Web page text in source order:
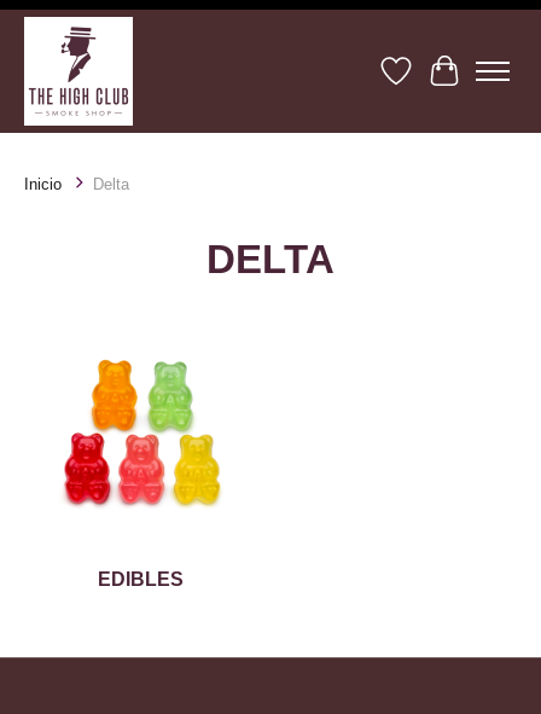
Lista de deseos
Cesta
Inicio Delta
DELTA
EDIBLES